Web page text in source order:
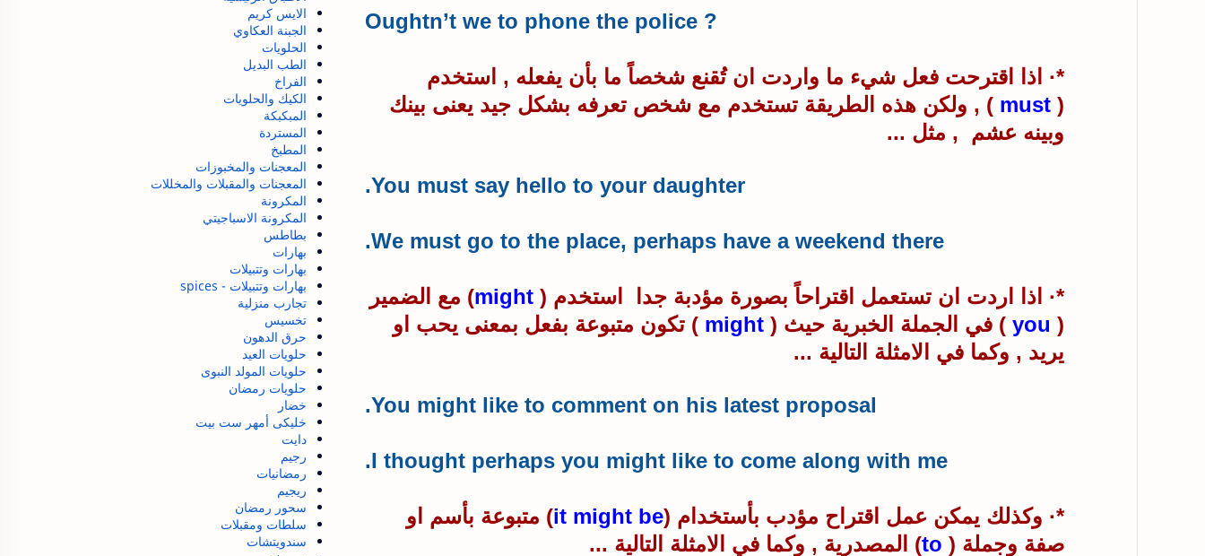
?
*· اذا اقترحت فعل شيء ما واردت ان تُقنع شخصاً ما بأن يفعله , استخدم
(
must ) , ولكن هذه الطريقة تستخدم مع شخص تعرفه بشكل جيد يعنى بينك
وبينه عشم , مثل ...
You must say hello to your daughter.
We must go to the place, perhaps have a weekend there.
*· اذا اردت ان تستعمل اقتراحاً بصورة مؤدبة جدا استخدم ( might) مع الضمير
(
you ) في الجملة الخبرية حيث ( might ) تكون متبوعة بفعل بمعنى يحب او
يريد , وكما في الامثلة التالية ...
You might like to comment on his latest proposal.
I thought perhaps you might like to come along with me.
*· وكذلك يمكن عمل اقتراح مؤدب بأستخدام (it might be) متبوعة بأسم او
صفة وجملة (
to) المصدرية , وكما في الامثلة التالية ...
الايس كريم
الجبنة العكاوي
الحلويات
الطب البديل
الفراخ
الكيك والحلويات
المبكبكة
المستردة
المطبخ
المعجنات والمخبوزات
المعجنات والمقبلات والمخللات
المكرونة
المكرونة الاسباجيتي
بطاطس
بهارات
بهارات وتتبيلات
بهارات وتتبيلات - spices
تجارب منزلية
تخسيس
حرق الدهون
حلويات العيد
حلويات المولد النبوى
حلويات رمضان
خضار
خليكى أمهر ست بيت
دايت
رجيم
رمضانيات
ريجيم
سحور رمضان
سلطات ومقبلات
سندويتشات